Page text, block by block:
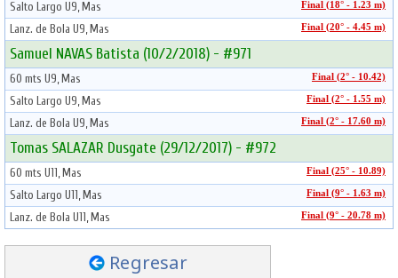
Salto Largo U9, Mas Final (18° - 1.23 m)
Lanz. de Bola U9, Mas Final (20° - 4.45 m)
Samuel NAVAS Batista (10/2/2018) - #971
60 mts U9, Mas Final (2° - 10.42)
Salto Largo U9, Mas Final (2° - 1.55 m)
Lanz. de Bola U9, Mas Final (2° - 17.60 m)
Tomas SALAZAR Dusgate (29/12/2017) - #972
60 mts U11, Mas Final (25° - 10.89)
Salto Largo U11, Mas Final (9° - 1.63 m)
Lanz. de Bola U11, Mas Final (9° - 20.78 m)
Regresar